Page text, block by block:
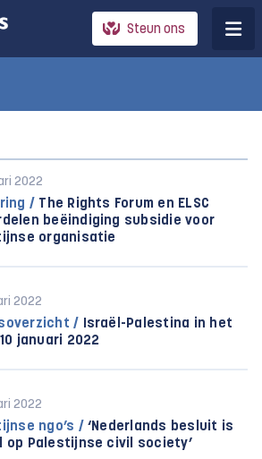
Steun ons
2022
/ The Rights Forum en ELSC
beëindiging subsidie voor
organisatie
2022
/ Israël-Palestina in het
januari 2022
2022
ngo’s / ‘Nederlands besluit is
op Palestijnse civil society’